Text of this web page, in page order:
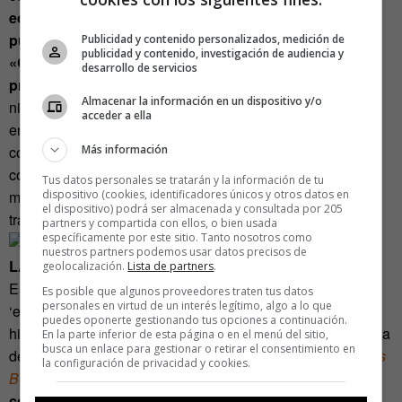
económico se reestructurara de tal forma que
pusiéramos la empatía en el centro?».
«Quiero imaginar que habría un nuevo orden de
prioridades.
niños, el cuidado de una sociedad que cada día está más
envejecida, la lucha contra las injusticias sociales,
conservar el planeta… serían temas claves en la agenda»,
continúa. «A esto se añadiría la necesidad de otro tipo de
monedas, menos vulnerables a las fluctuaciones y que
transciendan al puro valor financiero».
LA ECONOMÍA COMO ENFERMEDAD MORTAL
Esta tensión entre la ‘economía deshumanizada’ y la
‘economía humana’ es, y seguirá siendo, una constante
histórica. El economista británicoE. F. Schumacher
hablaba
de ello de esta forma tan bella en 1973. En su libroSmall is
Beautiful(Lo pequeño es bello) decía que«la economía
Publicidad y contenido personalizados, medición de
publicidad y contenido, investigación de audiencia y
desarrollo de servicios
Almacenar la información en un dispositivo y/o
acceder a ella
Más información
Tus datos personales se tratarán y la información de tu
dispositivo (cookies, identificadores únicos y otros datos en
el dispositivo) podrá ser almacenada y consultada por 205
partners y compartida con ellos, o bien usada
específicamente por este sitio. Tanto nosotros como
nuestros partners podemos usar datos precisos de
geolocalización. Lista de partners.
Es posible que algunos proveedores traten tus datos
personales en virtud de un interés legítimo, algo a lo que
puedes oponerte gestionando tus opciones a continuación.
En la parte inferior de esta página o en el menú del sitio,
busca un enlace para gestionar o retirar el consentimiento en
la configuración de privacidad y cookies.